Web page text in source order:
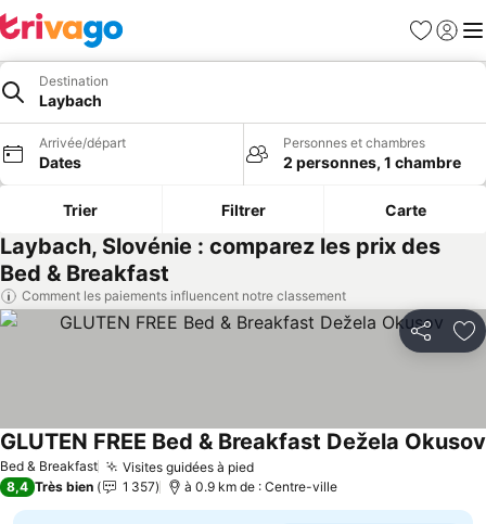
Favoris
Se
Destination
Laybach
Arrivée/départ
Dates
Personnes et chambres
2 personnes, 1 chambre
Trier Filtrer Carte
Laybach, Slovénie : comparez les prix des
Bed & Breakfast
Comment les paiements influencent notre classement
Partager
Bed & Breakfast Visites guidées à pied
GLUTEN FREE Bed & Breakfast Dežela Okusov
8,4 Très bien 1 357 à 0.9 km de : Centre-ville